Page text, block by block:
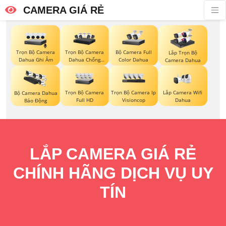
CAMERA GIÁ RẺ
Trọn Bộ Camera
Dahua Ghi Âm
Trọn Bộ Camera
Dahua Chống
Trộm
Bộ Camera Full
Color Dahua
Lắp Trọn Bộ
Camera Dahua
Bộ Camera Dahua
Báo Động
Trọn Bộ Camera
Full HD
Trọn Bộ Camera Ip
Visioncop
Lắp Camera Wifi
Dahua
LẮP CAMERA GIÁ RẺ
CHÍNH HÃNG DỊCH VỤ UY
TÍN